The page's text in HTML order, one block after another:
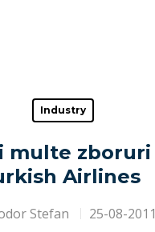
search or ESC to close
Industry
multe zboruri
Airlines
Stefan 25-08-2011